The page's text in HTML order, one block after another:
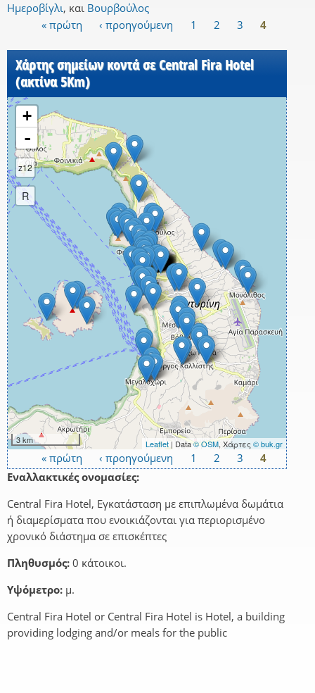
Ημεροβίγλι, και Βουρβούλος
« πρώτη ‹ προηγούμενη 1 2 3 4
Χάρτης σημείων κοντά σε Central Fira Hotel
(ακτίνα 5Km)
+
-
z12
R
3 km Leaflet | Data© OSM, Χάρτες © buk.gr
Σελίδες
« πρώτη ‹ προηγούμενη 1 2 3
4
Εναλλακτικές ονομασίες:
Central Fira Hotel, Εγκατάσταση με επιπλωμένα δωμάτια
ή διαμερίσματα που ενοικιάζονται για περιορισμένο
χρονικό διάστημα σε επισκέπτες
Πληθυσμός: 0 κάτοικοι.
Υψόμετρο: μ.
Central Fira Hotel or Central Fira Hotel is Hotel, a building
providing lodging and/or meals for the public